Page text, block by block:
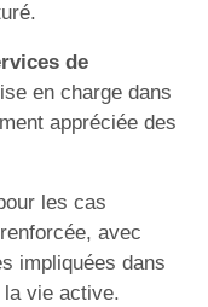
de
en charge dans
appréciée des
les cas
avec
impliquées dans
la vie active.